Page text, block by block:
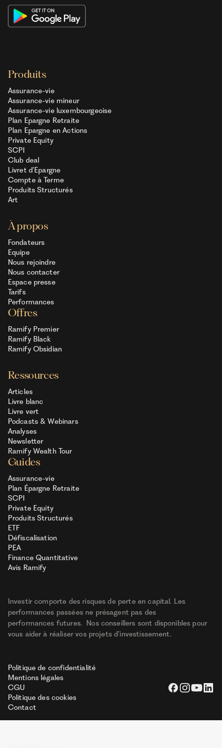
Produits
Assurance-vie
Assurance-vie mineur
Assurance-vie luxembourgeoise
Plan Epargne Retraite
Plan Epargne en Actions
Private Equity
SCPI
Club deal
Livret d’Epargne
Compte à Terme
Produits Structurés
Art
À propos
Fondateurs
Equipe
Nous rejoindre
Nous contacter
Espace presse
Tarifs
Performances
Offres
Ramify Premier
Ramify Black
Ramify Obsidian
Ressources
Articles
Livre blanc
Livre vert
Podcasts & Webinars
Analyses
Newsletter
Ramify Wealth Tour
Guides
Assurance-vie
Plan Épargne Retraite
SCPI
Private Equity
Produits Structurés
ETF
Défiscalisation
PEA
Finance Quantitative
Avis Ramify
Investir comporte des risques de perte en capital. Les
performances passées ne présagent pas des
performances futures. Nos conseillers sont disponibles pour
vous aider à réaliser vos projets d’investissement.
Politique de confidentialité
Mentions légales
CGU
Politique des cookies
Contact